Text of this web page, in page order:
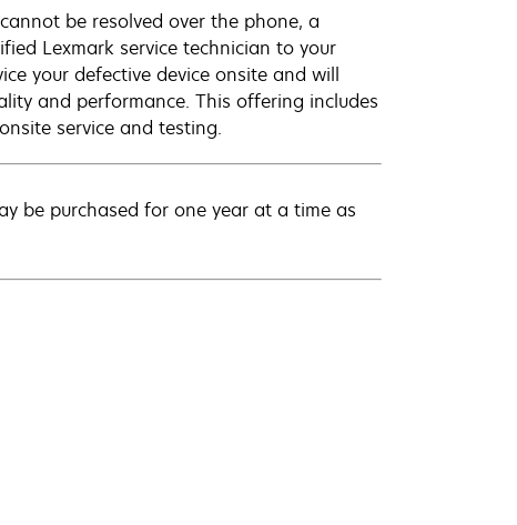
be resolved over the phone, a
Lexmark service technician to your
your defective device onsite and will
and performance. This offering includes
service and testing.
be purchased for one year at a time as